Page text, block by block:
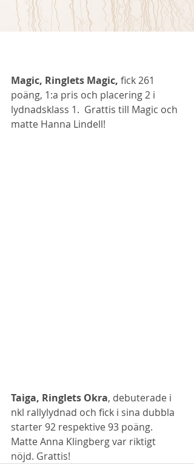
Magic, Ringlets Magic, fick 261
poäng, 1:a pris och placering 2 i
lydnadsklass 1.  Grattis till Magic och
matte Hanna Lindell!
Taiga, Ringlets Okra, debuterade i
nkl rallylydnad och fick i sina dubbla
starter 92 respektive 93 poäng.
Matte Anna Klingberg var riktigt
nöjd. Grattis!